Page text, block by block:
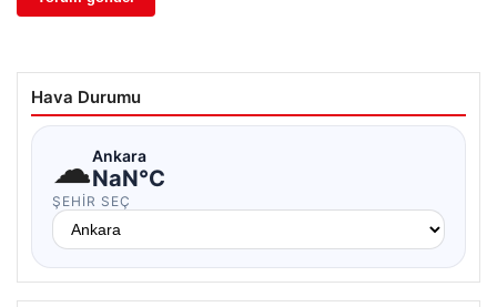
Hava Durumu
☁Ankara
NaN°C
ŞEHIR SEÇ